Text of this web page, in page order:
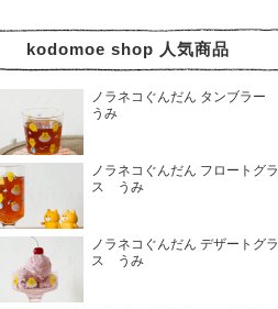
kodomoe shop 人気商品
ノラネコぐんだん タンブラー
うみ
ノラネコぐんだん フロートグラ
ス うみ
ノラネコぐんだん デザートグラ
ス うみ